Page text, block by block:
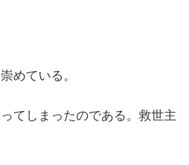
めている。
てしまったのである。救世主